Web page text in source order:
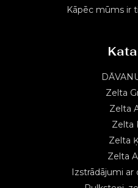
Kāpēc mūms ir
Zelta
Zelta
Zelta
Zelta
Zelta
Izstrādājumi